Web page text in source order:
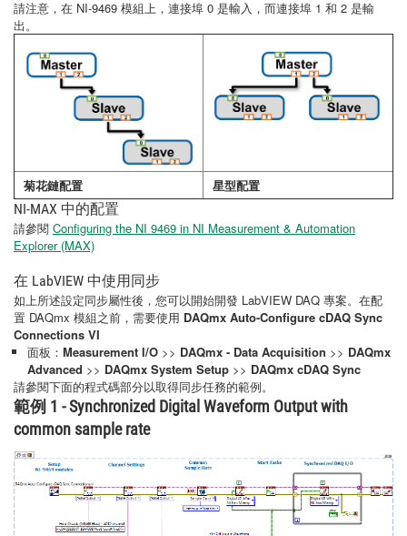
請注意，在 NI-9469 模組上，連接埠 0 是輸入，而連接埠 1 和 2 是輸
出。
菊花鏈配置
星型配置
NI-MAX 中的配置
請參閱 Configuring the NI 9469 in NI Measurement & Automation
Explorer (MAX)
在 LabVIEW 中使用同步
如上所述設定同步屬性後，您可以開始開發 LabVIEW DAQ 專案。在配
置 DAQmx 模組之前，需要使用 DAQmx Auto-Configure cDAQ Sync
Connections VI
面板： Measurement I/O >> DAQmx - Data Acquisition >> DAQmx
Advanced >> DAQmx System Setup >> DAQmx cDAQ Sync
請參閱下面的程式碼部分以取得同步任務的範例。
範例 1 - Synchronized Digital Waveform Output with
common sample rate